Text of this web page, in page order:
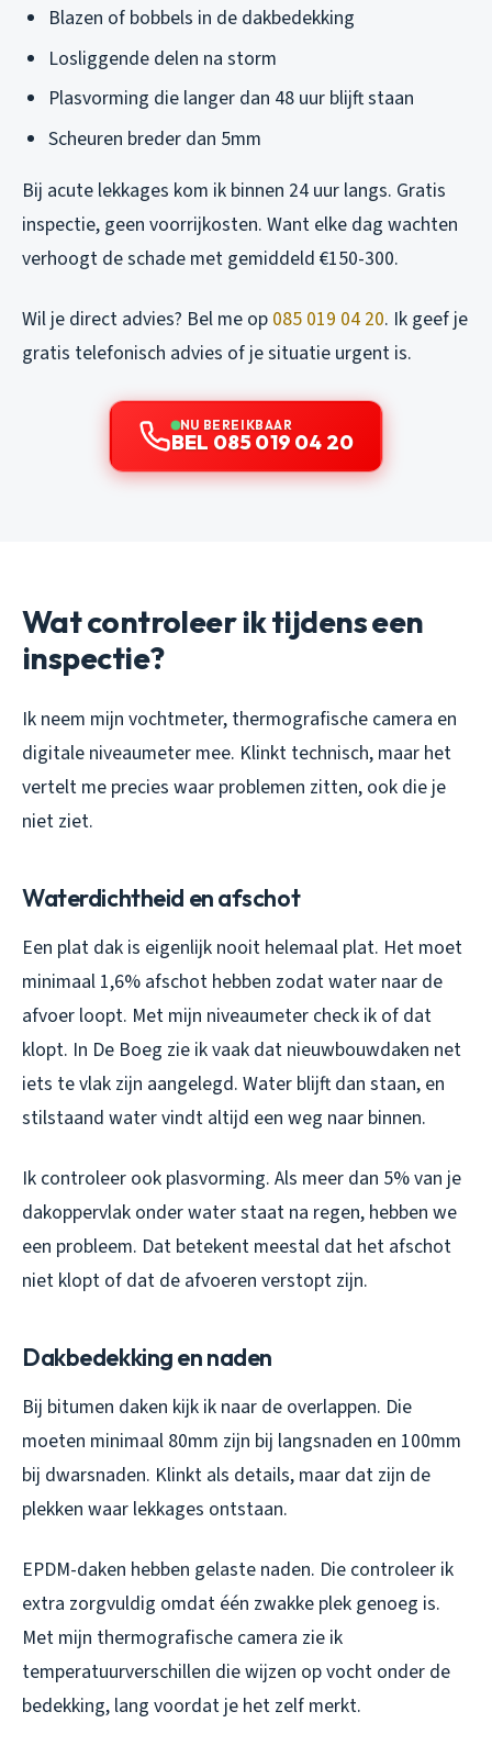
Blazen of bobbels in de dakbedekking
Losliggende delen na storm
Plasvorming die langer dan 48 uur blijft staan
Scheuren breder dan 5mm
Bij acute lekkages kom ik binnen 24 uur langs. Gratis
inspectie, geen voorrijkosten. Want elke dag wachten
verhoogt de schade met gemiddeld €150-300.
Wil je direct advies? Bel me op 085 019 04 20. Ik geef je
gratis telefonisch advies of je situatie urgent is.
NU BEREIKBAAR
BEL 085 019 04 20
Wat controleer ik tijdens een
inspectie?
Ik neem mijn vochtmeter, thermografische camera en
digitale niveaumeter mee. Klinkt technisch, maar het
vertelt me precies waar problemen zitten, ook die je
niet ziet.
Waterdichtheid en afschot
Een plat dak is eigenlijk nooit helemaal plat. Het moet
minimaal 1,6% afschot hebben zodat water naar de
afvoer loopt. Met mijn niveaumeter check ik of dat
klopt. In De Boeg zie ik vaak dat nieuwbouwdaken net
iets te vlak zijn aangelegd. Water blijft dan staan, en
stilstaand water vindt altijd een weg naar binnen.
Ik controleer ook plasvorming. Als meer dan 5% van je
dakoppervlak onder water staat na regen, hebben we
een probleem. Dat betekent meestal dat het afschot
niet klopt of dat de afvoeren verstopt zijn.
Dakbedekking en naden
Bij bitumen daken kijk ik naar de overlappen. Die
moeten minimaal 80mm zijn bij langsnaden en 100mm
bij dwarsnaden. Klinkt als details, maar dat zijn de
plekken waar lekkages ontstaan.
EPDM-daken hebben gelaste naden. Die controleer ik
extra zorgvuldig omdat één zwakke plek genoeg is.
Met mijn thermografische camera zie ik
temperatuurverschillen die wijzen op vocht onder de
bedekking, lang voordat je het zelf merkt.